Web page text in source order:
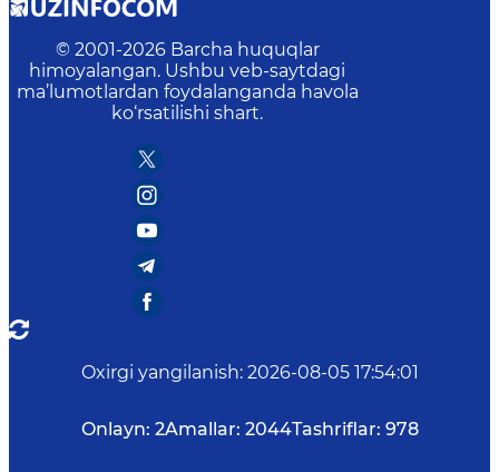
© 2001-2026 Barcha huquqlar
himoyalangan. Ushbu veb-saytdagi
ma’lumotlardan foydalanganda havola
ko‘rsatilishi shart.
Oxirgi yangilanish: 2026-08-05 17:54:01
Onlayn: 2Amallar: 2044Tashriflar: 978